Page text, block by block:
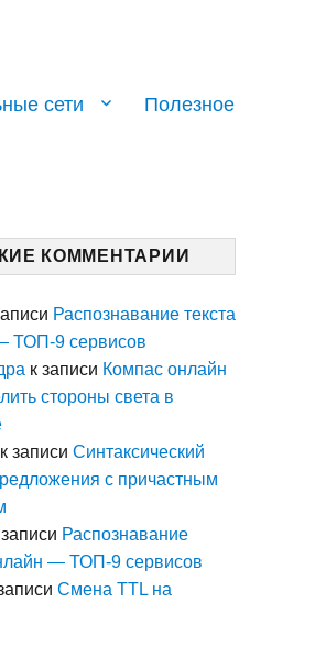
сети Полезное
КОММЕНТАРИИ
Распознавание текста
ТОП-9 сервисов
к записи Компас онлайн
стороны света в
к записи Синтаксический
с причастным
записи Распознавание
— ТОП-9 сервисов
Смена TTL на